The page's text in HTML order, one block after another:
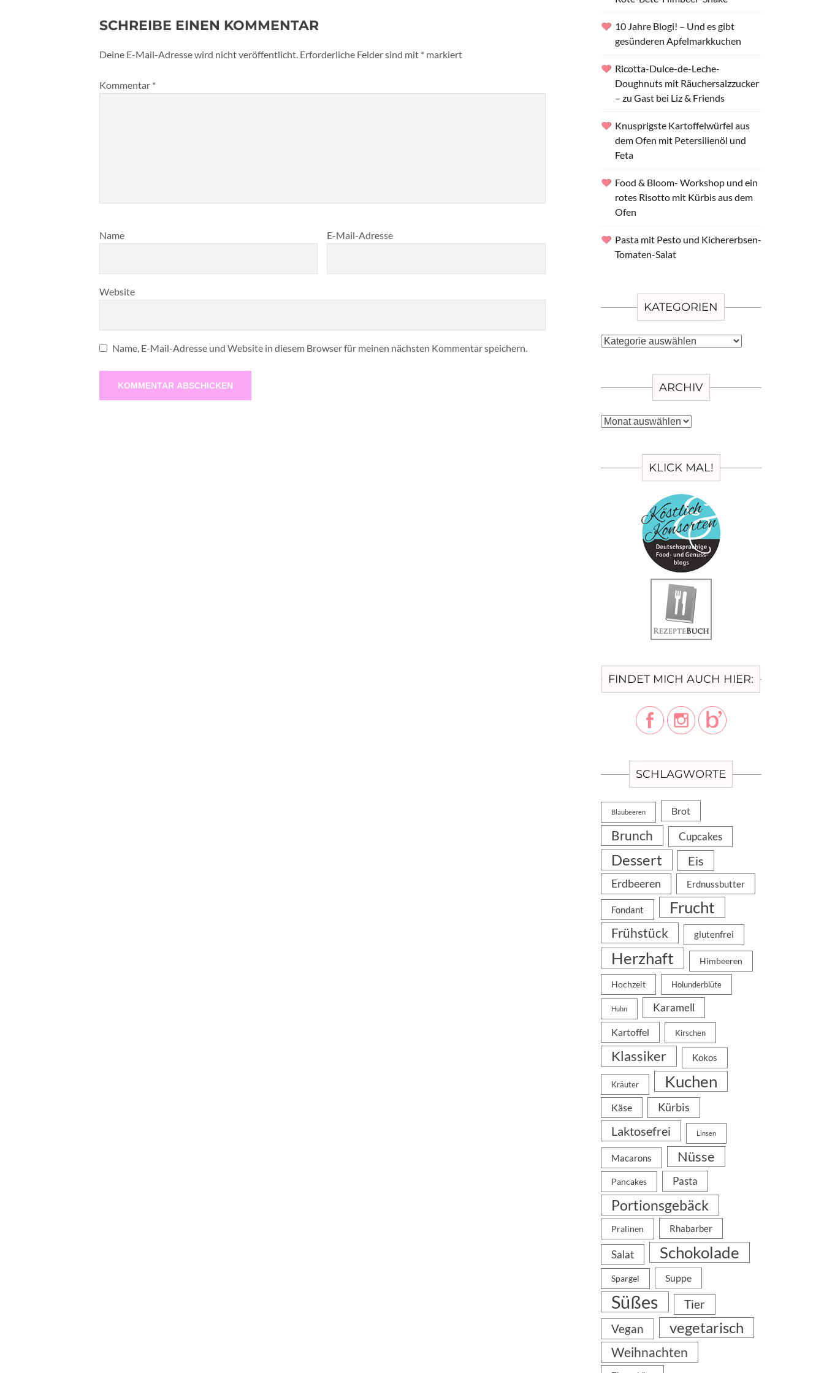
SCHREIBE EINEN KOMMENTAR
Deine E-Mail-Adresse wird nicht veröffentlicht. Erforderliche Felder sind mit * markiert
Kommentar *
Name E-Mail-Adresse
Website
Name, E-Mail-Adresse und Website in diesem Browser für meinen nächsten Kommentar speichern.
10 Jahre Blogi! – Und es gibt
gesünderen Apfelmarkkuchen
Ricotta-Dulce-de-Leche-
Doughnuts mit Räuchersalzzucker
– zu Gast bei Liz & Friends
Knusprigste Kartoffelwürfel aus
dem Ofen mit Petersilienöl und
Feta
Food & Bloom- Workshop und ein
rotes Risotto mit Kürbis aus dem
Ofen
Pasta mit Pesto und Kichererbsen-
Tomaten-Salat
KATEGORIEN
Kategorien
ARCHIV
Archiv
KLICK MAL!
FINDET MICH AUCH HIER:
SCHLAGWORTE
Blaubeeren Brot
Brunch Cupcakes
Dessert Eis
Erdbeeren Erdnussbutter
Fondant Frucht
Frühstück glutenfrei
Herzhaft Himbeeren
Hochzeit Holunderblüte
Huhn Karamell
Kartoffel Kirschen
Klassiker Kokos
Kräuter Kuchen
Käse Kürbis
Laktosefrei Linsen
Macarons Nüsse
Pancakes Pasta
Portionsgebäck
Pralinen Rhabarber
Salat Schokolade
Spargel Suppe
Süßes
Tier
Vegan
vegetarisch
Weihnachten